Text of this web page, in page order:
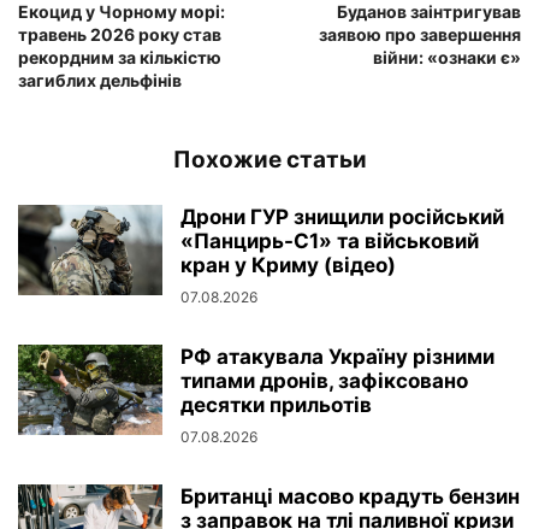
Екоцид у Чорному морі:
травень 2026 року став
рекордним за кількістю
загиблих дельфінів
Буданов заінтригував
заявою про завершення
війни: «ознаки є»
Похожие статьи
Дрони ГУР знищили російський
«Панцирь-С1» та військовий
кран у Криму (відео)
07.08.2026
РФ атакувала Україну різними
типами дронів, зафіксовано
десятки прильотів
07.08.2026
Британці масово крадуть бензин
з заправок на тлі паливної кризи